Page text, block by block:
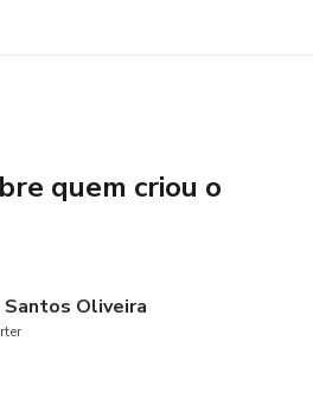
quem criou o
Santos Oliveira